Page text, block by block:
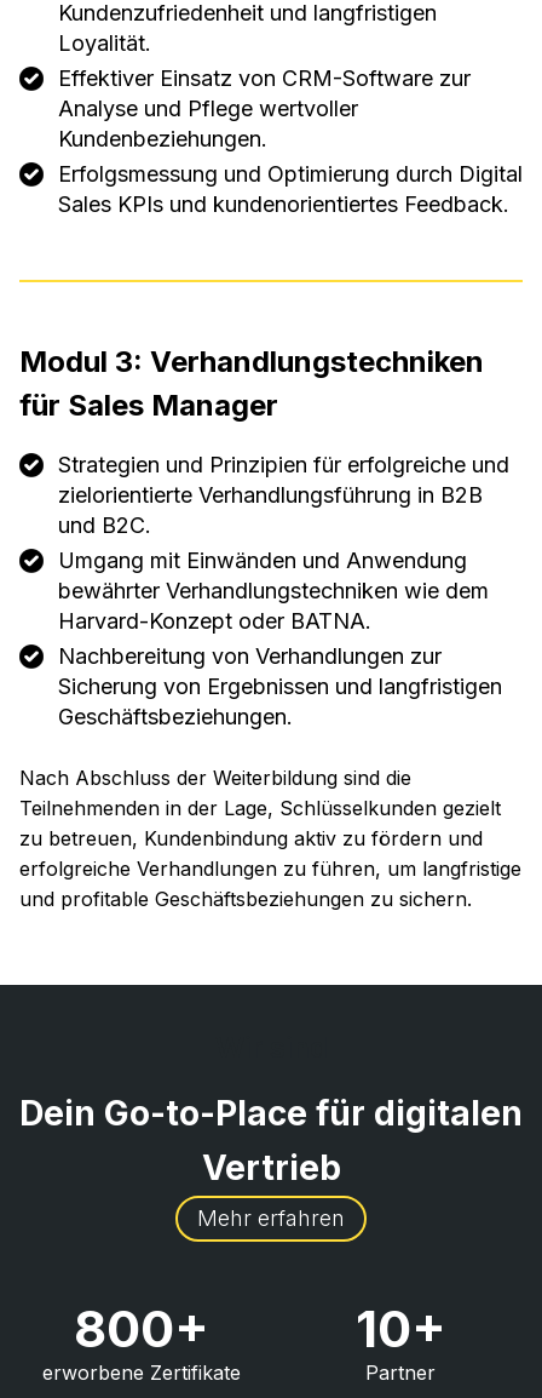
Kundenzufriedenheit und langfristigen
Loyalität.
Effektiver Einsatz von CRM-Software zur
Analyse und Pflege wertvoller
Kundenbeziehungen.
Erfolgsmessung und Optimierung durch Digital
Sales KPIs und kundenorientiertes Feedback.
Modul 3: Verhandlungstechniken
für Sales Manager
Strategien und Prinzipien für erfolgreiche und
zielorientierte Verhandlungsführung in B2B
und B2C.
Umgang mit Einwänden und Anwendung
bewährter Verhandlungstechniken wie dem
Harvard-Konzept oder BATNA.
Nachbereitung von Verhandlungen zur
Sicherung von Ergebnissen und langfristigen
Geschäftsbeziehungen.
Nach Abschluss der Weiterbildung sind die
Teilnehmenden in der Lage, Schlüsselkunden gezielt
zu betreuen, Kundenbindung aktiv zu fördern und
erfolgreiche Verhandlungen zu führen, um langfristige
und profitable Geschäftsbeziehungen zu sichern.
Dein Go-to-Place für digitalen
Vertrieb
Mehr erfahren
800+
erworbene Zertifikate
10+
Partner